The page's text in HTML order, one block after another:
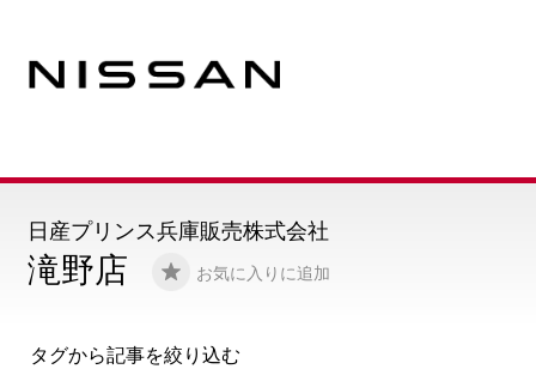
滝野店 お気に入りに追加
日産プリンス兵庫販売株式会社
タグから記事を絞り込む